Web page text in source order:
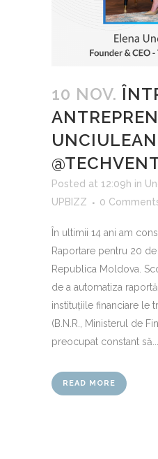
10 NOV.
Posted at 12:09h in
UPBIZZ
0
În ultimii 14 ani am
Raportare pentru 20
Republica Moldova.
de a automatiza
instituțiile financiare le
(B.N.R., Ministerul de
preocupat constant să...
READ MORE